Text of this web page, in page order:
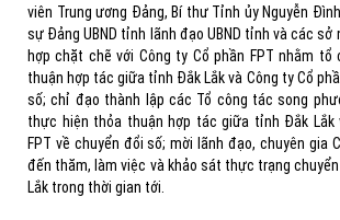
viên Trung ương Đảng, Bí thư Tỉnh ủy Nguyễn
sự Đảng UBND tỉnh lãnh đạo UBND tỉnh và các sở
hợp chặt chẽ với Công ty Cổ phần FPT nhằm
thuận hợp tác giữa tỉnh Đắk Lắk và Công ty Cổ
số; chỉ đạo thành lập các Tổ công tác song
thực hiện thỏa thuận hợp tác giữa tỉnh Đắk Lắk
FPT về chuyển đổi số; mời lãnh đạo, chuyên gia
đến thăm, làm việc và khảo sát thực trạng
Lắk trong thời gian tới.